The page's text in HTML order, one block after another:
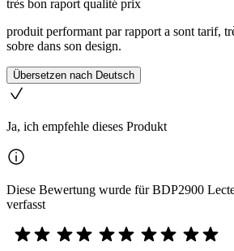
très bon raport qualité prix
produit performant par rapport a sont tarif,
sobre dans son design.
Übersetzen nach Deutsch
Ja, ich empfehle dieses Produkt
Diese Bewertung wurde für BDP2900
verfasst